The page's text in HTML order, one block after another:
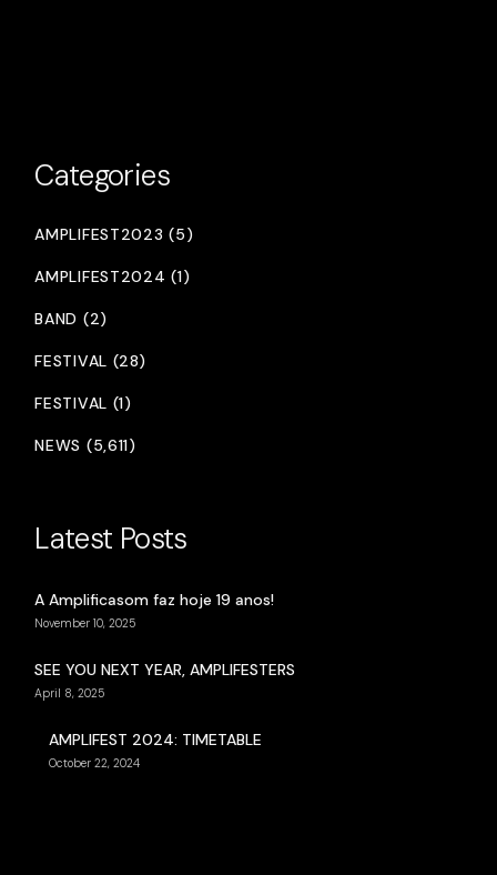
Categories
AMPLIFEST2023 (5)
AMPLIFEST2024 (1)
BAND (2)
FESTIVAL (28)
FESTIVAL (1)
NEWS (5,611)
Latest Posts
A Amplificasom faz hoje 19 anos!
November 10, 2025
SEE YOU NEXT YEAR, AMPLIFESTERS
April 8, 2025
AMPLIFEST 2024: TIMETABLE
October 22, 2024